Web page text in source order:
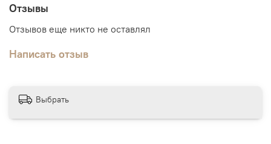
Работа со смальтой требует терпения и аккуратности,
но результат может быть впечатляющим и
любое пространство.
Отзывы
Отзывов еще никто не оставлял
Написать отзыв
Выбрать